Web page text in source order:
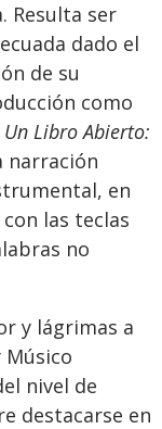
Resulta ser
dado el
de su
como
Un Libro Abierto:
narración
en
las teclas
no
y lágrimas a
nivel de
destacarse en